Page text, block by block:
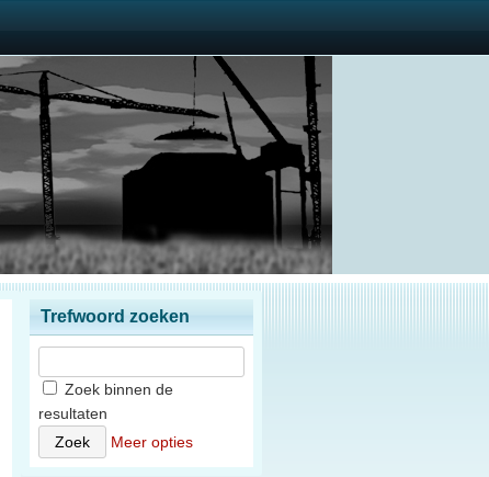
Trefwoord zoeken
Zoek binnen de
resultaten
Meer opties